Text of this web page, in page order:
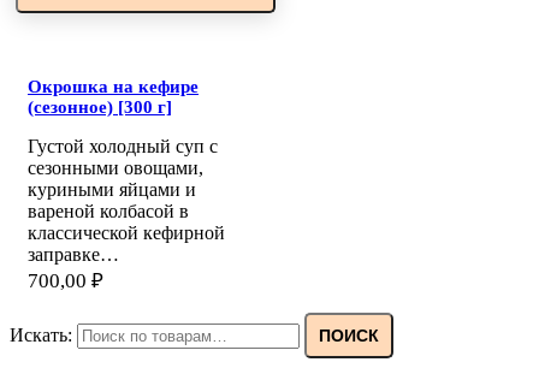
Окрошка на кефире
(сезонное) [300 г]
Густой холодный суп с
сезонными овощами,
куриными яйцами и
вареной колбасой в
классической кефирной
заправке…
700,00 ₽
Искать: ПОИСК